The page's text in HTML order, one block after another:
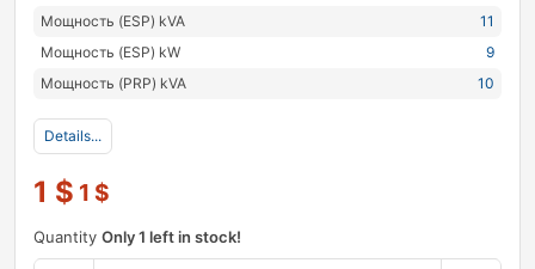
Мощность (ESP) kVA
11
Мощность (ESP) kW
9
Мощность (PRP) kVA
10
Details...
1 $ 1 $
Quantity Only 1 left in stock!